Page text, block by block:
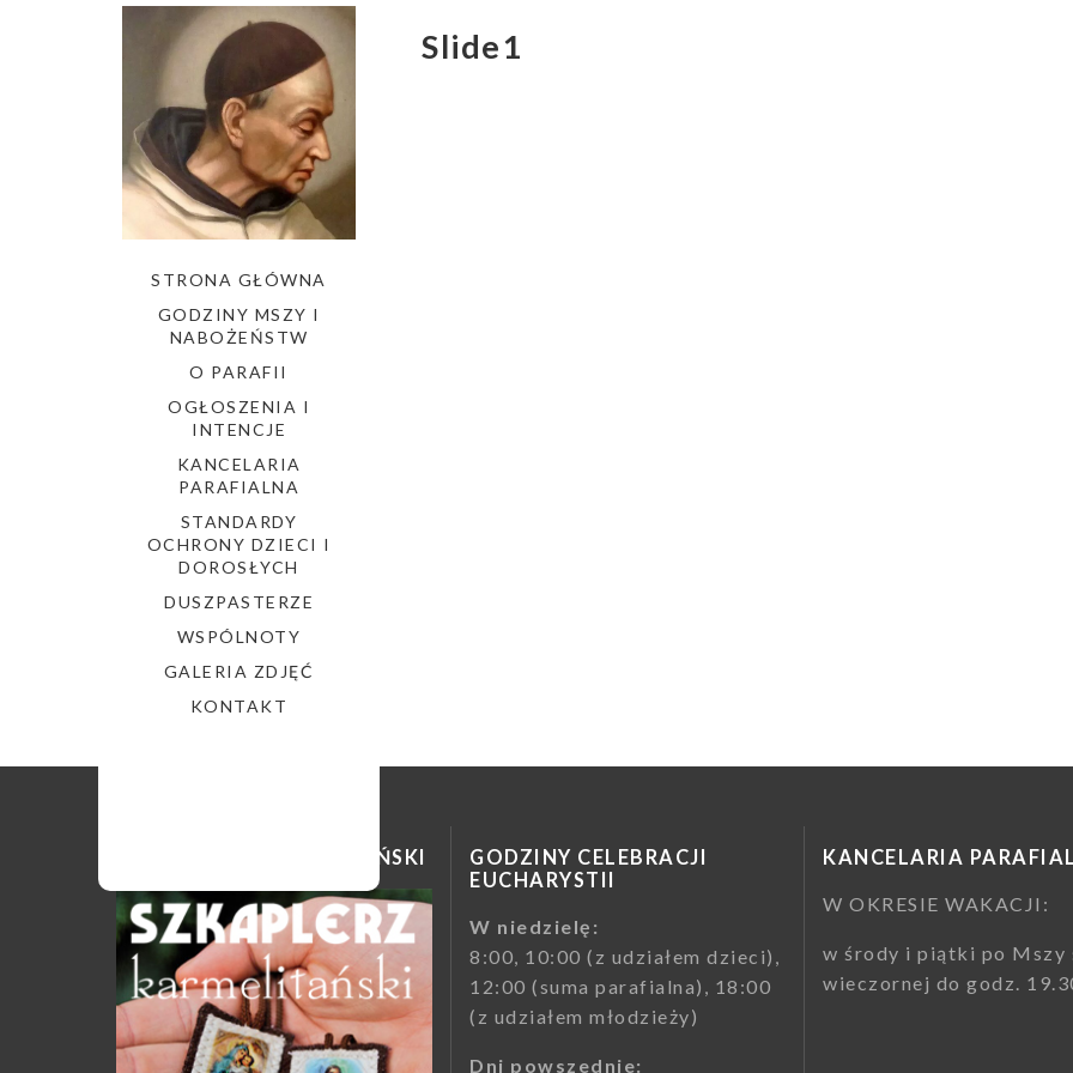
STRONA GŁÓWNA
GODZINY MSZY I
NABOŻEŃSTW
O PARAFII
OGŁOSZENIA I
INTENCJE
KANCELARIA
PARAFIALNA
STANDARDY
OCHRONY DZIECI I
DOROSŁYCH
DUSZPASTERZE
WSPÓLNOTY
GALERIA ZDJĘĆ
KONTAKT
Slide1
SZKAPLERZ KARMELITAŃSKI
GODZINY CELEBRACJI
EUCHARYSTII
W niedzielę:
8:00, 10:00 (z udziałem dzieci),
12:00 (suma parafialna), 18:00
(z udziałem młodzieży)
Dni powszednie:
KANCELARIA
W OKRESIE WAKACJI:
w środy i piątki po Mszy
wieczornej do godz.